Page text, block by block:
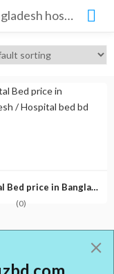
Product tagged "Bangladesh hospital bed supplier"
Hospital Bed price in Bangladesh / Hospital bed bd
(0)